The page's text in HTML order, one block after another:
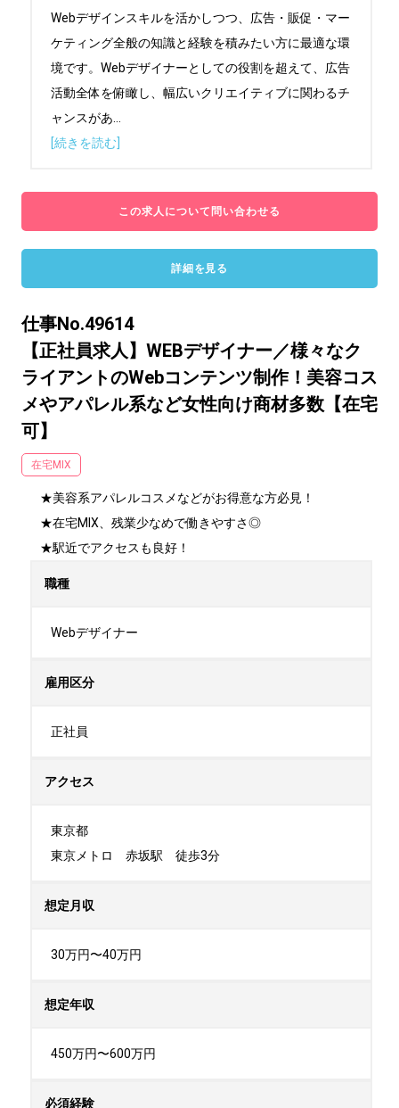
Webデザインスキルを活かしつつ、広告・販促・マー
ケティング全般の知識と経験を積みたい方に最適な環
境です。Webデザイナーとしての役割を超えて、広告
活動全体を俯瞰し、幅広いクリエイティブに関わるチ
ャンスがあ
[続きを読む]
この求人について問い合わせる
詳細を見る
仕事No.49614
【正社員求人】WEBデザイナー／様々なク
ライアントのWebコンテンツ制作！美容コス
メやアパレル系など女性向け商材多数【在宅
可】
在宅MIX
★美容系アパレルコスメなどがお得意な方必見！
★在宅MIX、残業少なめで働きやすさ◎
★駅近でアクセスも良好！
職種
Webデザイナー
雇用区分
正社員
アクセス
東京都
東京メトロ　赤坂駅　徒歩3分
想定月収
30万円〜40万円
想定年収
450万円〜600万円
必須経験